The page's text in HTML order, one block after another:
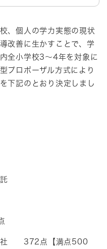
、個人の学力実態の現状
改善に生かすことで、学
全小学校3～4年を対象に
プロポーザル方式により
下記のとおり決定しまし
託
372点【満点500